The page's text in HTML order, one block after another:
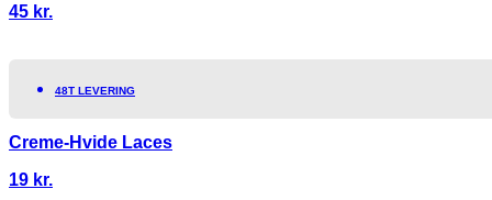
45 kr.
48T LEVERING
Creme-Hvide Laces
19 kr.